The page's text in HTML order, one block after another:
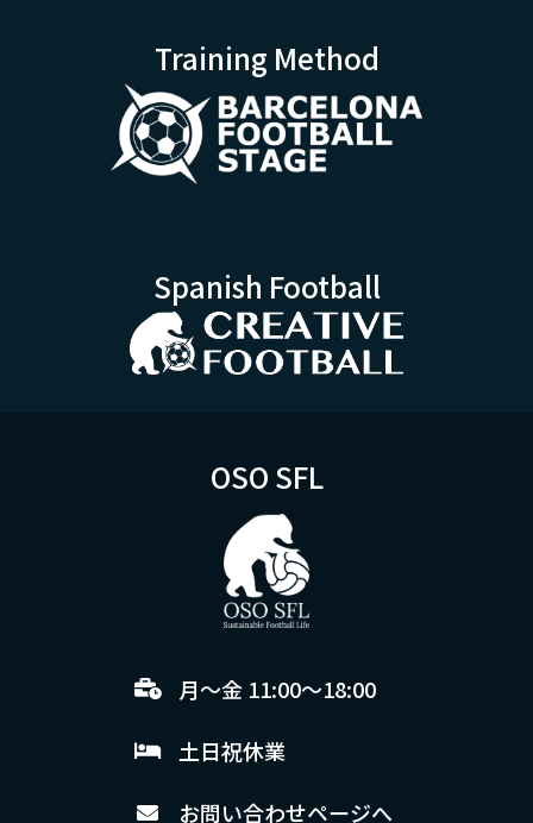
Training Method
Spanish Football
OSO SFL
月～金 11:00～18:00
土日祝休業
お問い合わせページへ